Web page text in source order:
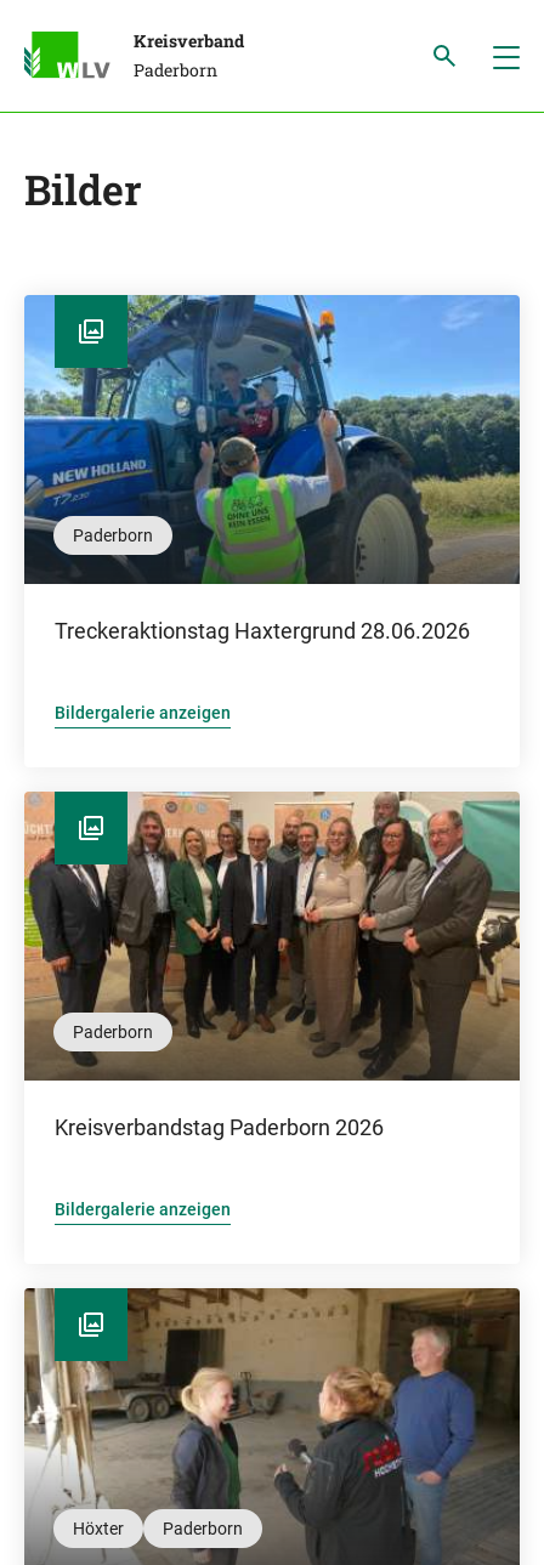
Kreisverband
Paderborn
Bilder
Paderborn
Treckeraktionstag Haxtergrund 28.06.2026
Bildergalerie anzeigen
Paderborn
Kreisverbandstag Paderborn 2026
Bildergalerie anzeigen
Höxter Paderborn